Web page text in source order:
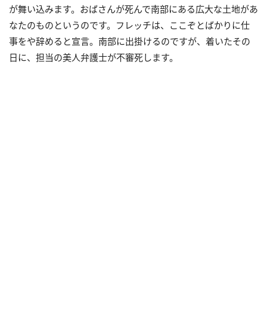
が舞い込みます。おばさんが死んで南部にある広大な土地があ
なたのものというのです。フレッチは、ここぞとばかりに仕
事をや辞めると宣言。南部に出掛けるのですが、着いたその
日に、担当の美人弁護士が不審死します。